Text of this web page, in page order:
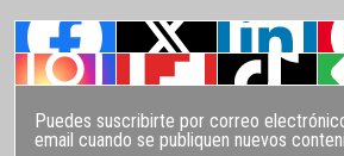
Puedes suscribirte por correo
email cuando se publiquen nuevos